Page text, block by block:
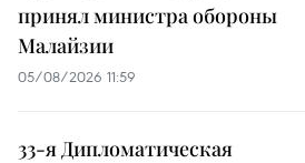
принял министра обороны
Малайзии
05/08/2026 11:59
33-я Дипломатическая